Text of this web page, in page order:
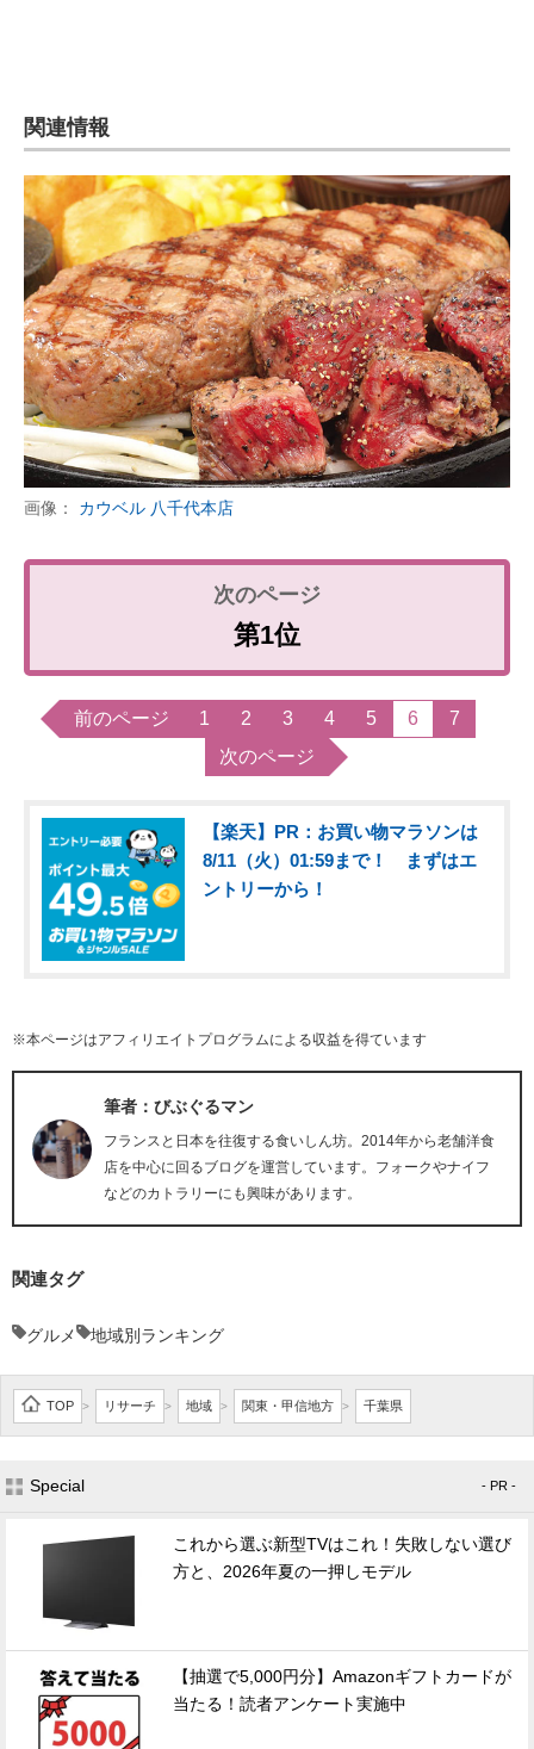
関連情報
画像： カウベル 八千代本店
第1位
前のページ 1 2 3 4 5 6
7
次のページ
【楽天】PR：お買い物マラソンは
8/11（火）01:59まで！ まずはエ
ントリーから！
※本ページはアフィリエイトプログラムによる収益を得ています
筆者：びぶぐるマン
フランスと日本を往復する食いしん坊。2014年から老舗洋食
店を中心に回るブログを運営しています。フォークやナイフ
などのカトラリーにも興味があります。
関連タグ
グルメ 地域別ランキング
TOP > リサーチ > 地域 > 関東・甲信地方 > 千葉県
Special - PR -
これから選ぶ新型TVはこれ！失敗しない選び
方と、2026年夏の一押しモデル
【抽選で5,000円分】Amazonギフトカードが
当たる！読者アンケート実施中